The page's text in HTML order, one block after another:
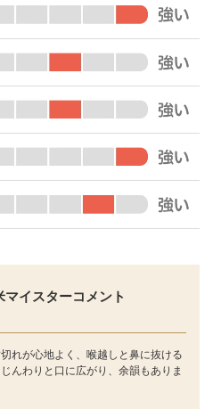
マイスターコメント
れが心地よく、喉越しと鼻に抜ける
んわりと口に広がり、余韻もありま